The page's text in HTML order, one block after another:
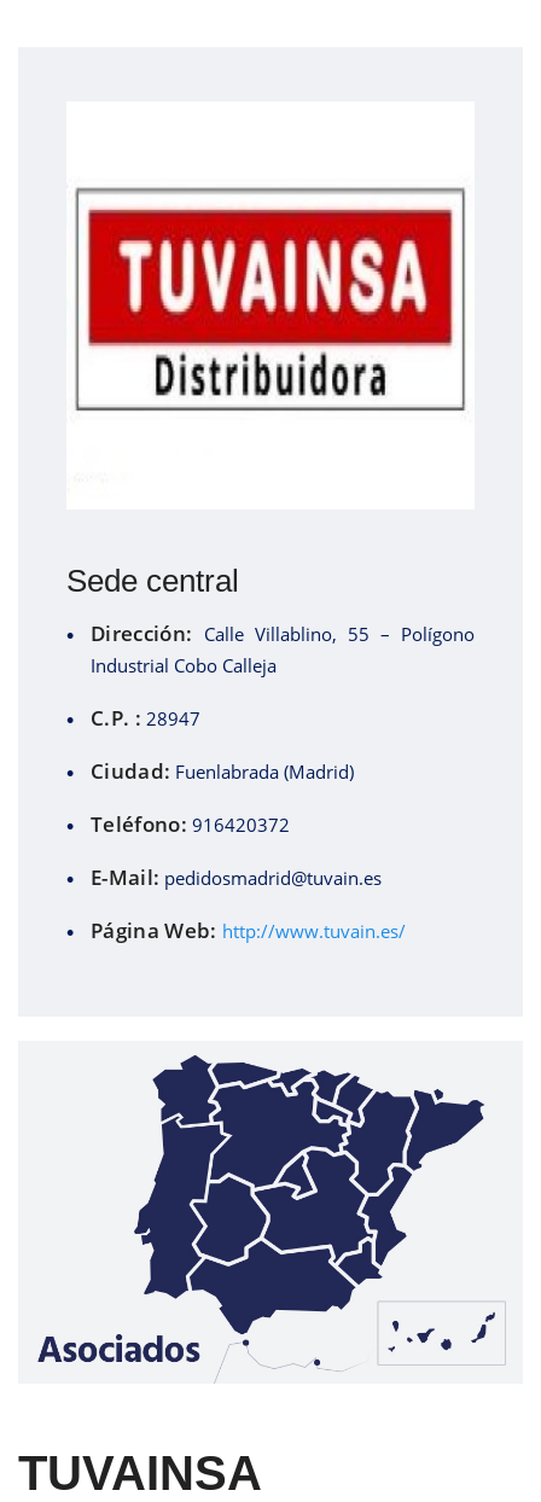
Sede central
Dirección: Calle Villablino, 55 – Polígono
Industrial Cobo Calleja
C.P. : 28947
Ciudad: Fuenlabrada (Madrid)
Teléfono: 916420372
E-Mail: pedidosmadrid@tuvain.es
Página Web: http://www.tuvain.es/
TUVAINSA